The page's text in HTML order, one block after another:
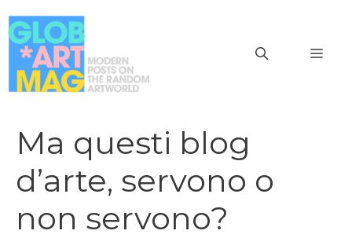
al
contenuto
Ma questi blog
d’arte, servono o
non servono?